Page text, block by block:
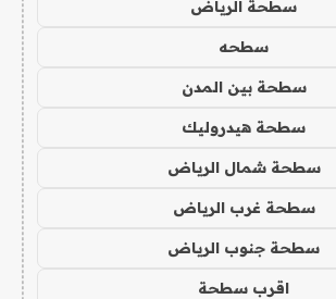
سطحة الرياض
سطحه
سطحة بين المدن
سطحة هيدروليك
سطحة شمال الرياض
سطحة غرب الرياض
سطحة جنوب الرياض
اقرب سطحة